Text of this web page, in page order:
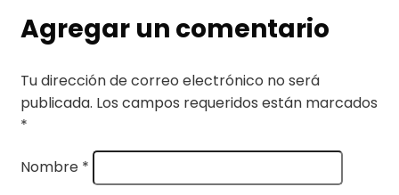
Agregar un comentario
Tu dirección de correo electrónico no será
publicada. Los campos requeridos están marcados
*
Nombre *